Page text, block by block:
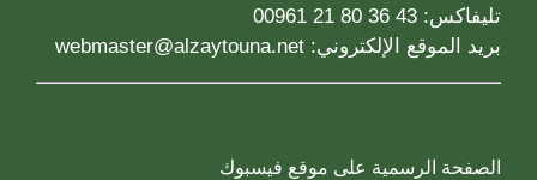
تليفاكس: 43 36 80 21 00961
بريد الموقع الإلكتروني: webmaster@alzaytouna.net
الصفحة الرسمية على موقع فيسبوك